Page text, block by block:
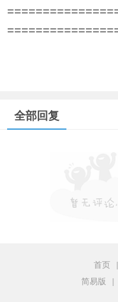
全部回复
首页 |
简易版
|